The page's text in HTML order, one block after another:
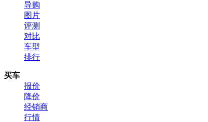
导购
图片
评测
对比
车型
排行
买车
报价
降价
经销商
行情